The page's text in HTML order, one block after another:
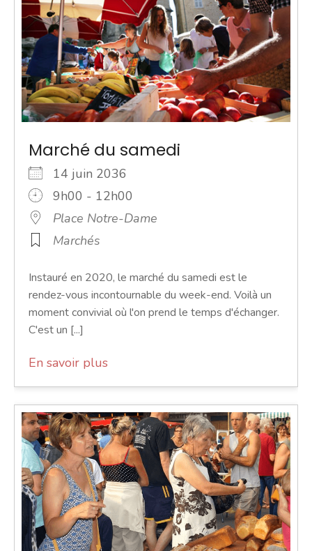
Marché du samedi
14 juin 2036
9h00 - 12h00
Place Notre-Dame
Marchés
Instauré en 2020, le marché du samedi est le
rendez-vous incontournable du week-end. Voilà un
moment convivial où l'on prend le temps d'échanger.
C'est un [...]
En savoir plus